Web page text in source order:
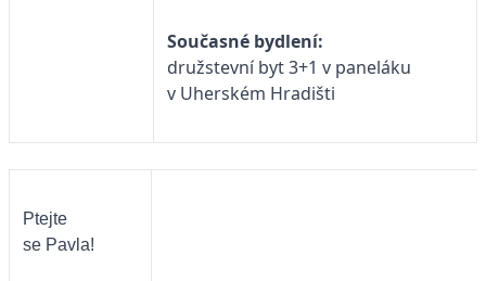
Současné bydlení:
družstevní byt 3+1 v paneláku
v Uherském Hradišti
Ptejte
se Pavla!